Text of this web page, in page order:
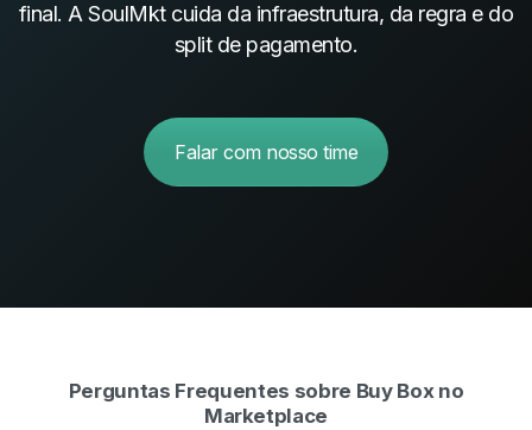
final. A SoulMkt cuida da infraestrutura, da regra e do
split de pagamento.
Falar com nosso time
Perguntas Frequentes sobre Buy Box no
Marketplace